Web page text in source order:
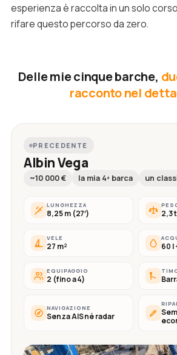
esperienza è raccolta in un solo
rifare questo percorso da zero.
Delle mie cinque barche,
racconto nel
PRECEDENTE
Albin Vega
~10 000 € la mia 4ª barca un
LUNGHEZZA
8,25 m (27′) 2,3
VELE
27 m² 60 l
EQUIPAGGIO
2 (fino a 4)
NAVIGAZIONE
Senza AIS né radar